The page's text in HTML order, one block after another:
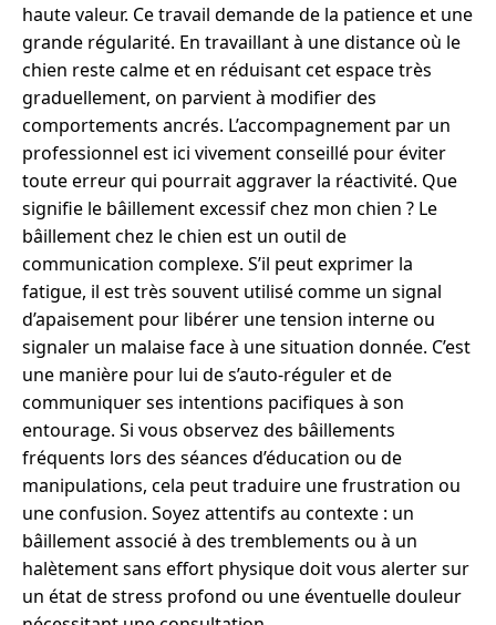
haute valeur. Ce travail demande de la patience et une
grande régularité. En travaillant à une distance où le
chien reste calme et en réduisant cet espace très
graduellement, on parvient à modifier des
comportements ancrés. L’accompagnement par un
professionnel est ici vivement conseillé pour éviter
toute erreur qui pourrait aggraver la réactivité. Que
signifie le bâillement excessif chez mon chien ? Le
bâillement chez le chien est un outil de
communication complexe. S’il peut exprimer la
fatigue, il est très souvent utilisé comme un signal
d’apaisement pour libérer une tension interne ou
signaler un malaise face à une situation donnée. C’est
une manière pour lui de s’auto-réguler et de
communiquer ses intentions pacifiques à son
entourage. Si vous observez des bâillements
fréquents lors des séances d’éducation ou de
manipulations, cela peut traduire une frustration ou
une confusion. Soyez attentifs au contexte : un
bâillement associé à des tremblements ou à un
halètement sans effort physique doit vous alerter sur
un état de stress profond ou une éventuelle douleur